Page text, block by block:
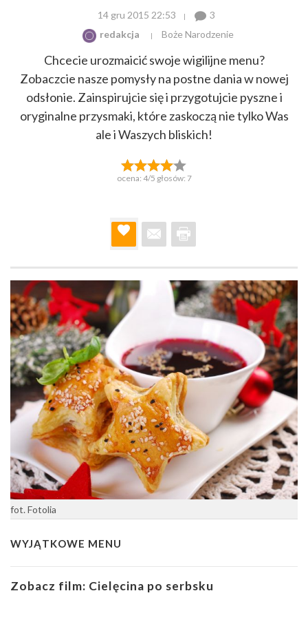
14 gru 2015 22:53
3
redakcja
Boże Narodzenie
Chcecie urozmaicić swoje wigilijne menu?
Zobaczcie nasze pomysły na postne dania w nowej
odsłonie. Zainspirujcie się i przygotujcie pyszne i
oryginalne przysmaki, które zaskoczą nie tylko Was
ale i Waszych bliskich!
ocena: 4/5 głosów: 7
fot. Fotolia
WYJĄTKOWE MENU
Zobacz film: Cielęcina po serbsku